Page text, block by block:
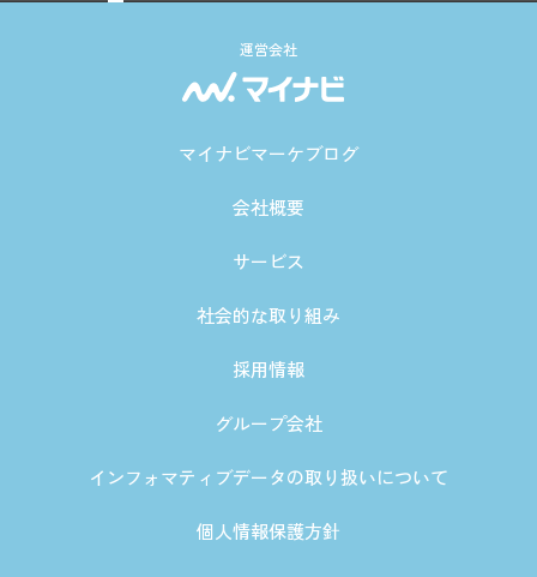
運営会社
マイナビマーケブログ
会社概要
サービス
社会的な取り組み
採用情報
グループ会社
インフォマティブデータの取り扱いについて
個人情報保護方針